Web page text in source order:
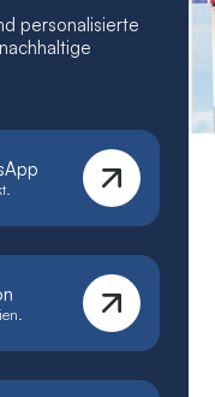
personalisierte